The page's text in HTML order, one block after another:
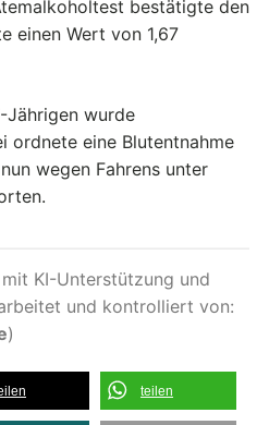
bestätigte den
einen Wert von 1,67
Jährigen wurde
ordnete eine Blutentnahme
wegen Fahrens unter
KI-Unterstützung und
und kontrolliert von:
)
teilen